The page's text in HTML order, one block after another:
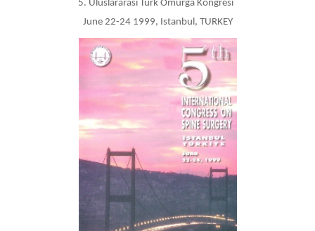
5. Uluslararası Türk Omurga Kongresi
June 22-24 1999, Istanbul, TURKEY